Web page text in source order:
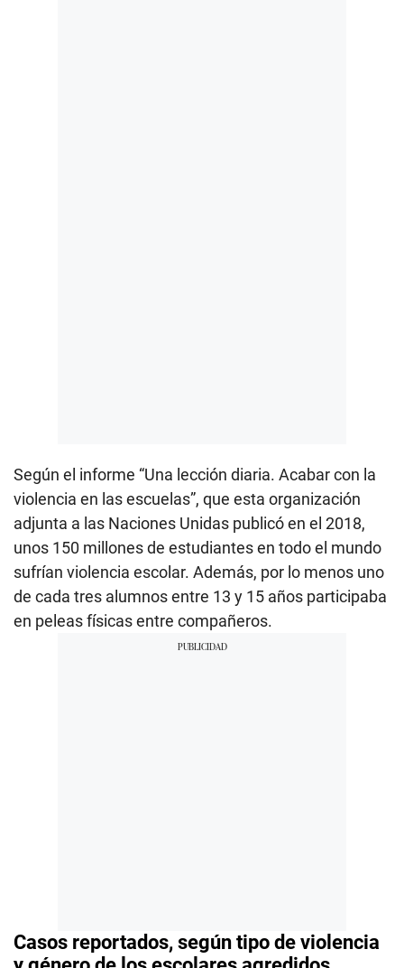
Según el informe “Una lección diaria. Acabar con la
violencia en las escuelas”, que esta organización
adjunta a las Naciones Unidas publicó en el 2018,
unos 150 millones de estudiantes en todo el mundo
sufrían violencia escolar. Además, por lo menos uno
de cada tres alumnos entre 13 y 15 años participaba
en peleas físicas entre compañeros.